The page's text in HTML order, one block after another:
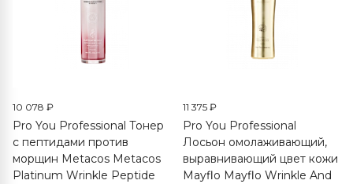
10 078 ₽
Pro You Professional Тонер
с пептидами против
морщин Metacos Metacos
Platinum Wrinkle Peptide
11 375 ₽
Pro You Professional
Лосьон омолаживающий,
выравнивающий цвет кожи
Mayflo Mayflo Wrinkle And